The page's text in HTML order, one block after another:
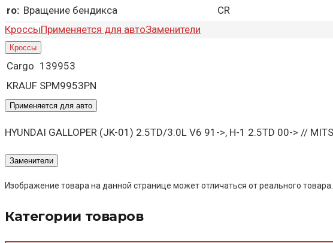
ro: Вращение бендикса
CR
КроссыПрименяется для автоЗаменители
Кроссы
Cargo 139953
KRAUF SPM9953PN
Применяется для авто
HYUNDAI GALLOPER (JK-01) 2.5TD/3.0L V6 91->, H-1 2.5TD 00-> //
Заменители
Изображение товара на данной странице может отличаться от реального товара.
Категории товаров